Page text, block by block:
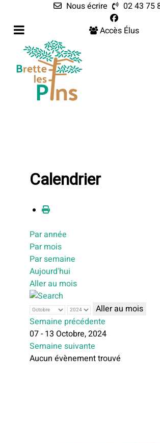
Nous écrire
02 43 75
Accès Élus
Calendrier
Par année
Par mois
Par semaine
Aujourd'hui
Aller au mois
Aller au mois
Semaine précédente
07 - 13 Octobre, 2024
Semaine suivante
Aucun évènement trouvé